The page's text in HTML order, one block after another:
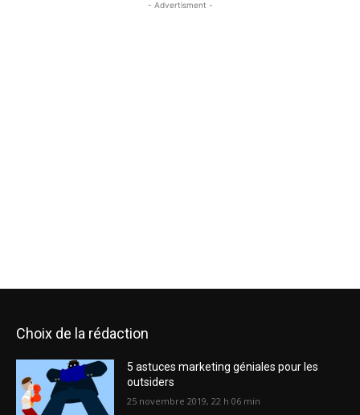
- Advertisment -
Choix de la rédaction
5 astuces marketing géniales pour les
outsiders
25 novembre 2019, 22 h 06 min